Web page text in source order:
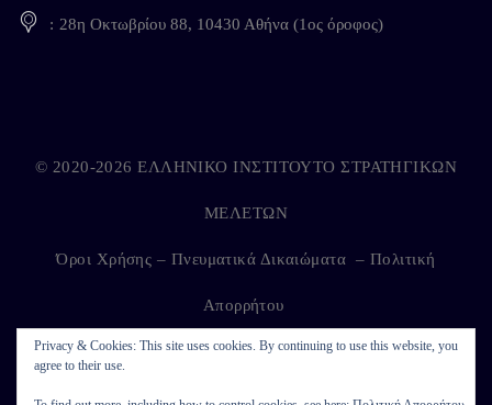
28η Οκτωβρίου 88, 10430 Αθήνα (1ος όροφος)
Privacy & Cookies: This site uses cookies. By continuing to use this website, you
agree to their use.
© 2020-2026 ΕΛΛΗΝΙΚΟ ΙΝΣΤΙΤΟΥΤΟ ΣΤΡΑΤΗΓΙΚΩΝ
ΜΕΛΕΤΩΝ
Όροι Χρήσης – Πνευματικά Δικαιώματα – Πολιτική
Απορρήτου
Developed by